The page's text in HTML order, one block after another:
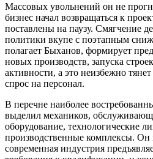
Массовых увольнений он не
бизнес начал возвращаться к
поставлены на паузу. Смягчение
политики вкупе с поэтапным
полагает Быханов, формирует
новых производств, запуска
активности, а это неизбежно
спрос на персонал.
В перечне наиболее
выделил механиков,
оборудование, технологические
производственные комплексы. Он
современная индустрия